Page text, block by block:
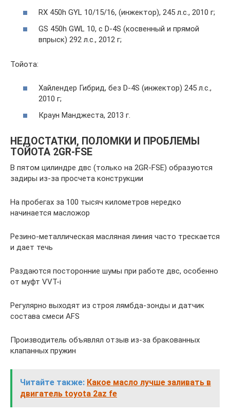
RX 450h GYL 10/15/16, (инжектор), 245 л.с., 2010 г;
GS 450h GWL 10, с D-4S (косвенный и прямой
впрыск) 292 л.с., 2012 г;
Тойота:
Хайлендер Гибрид, без D-4S (инжектор) 245 л.с.,
2010 г;
Краун Манджеста, 2013 г.
НЕДОСТАТКИ, ПОЛОМКИ И ПРОБЛЕМЫ
ТОЙОТА 2GR-FSE
В пятом цилиндре двс (только на 2GR-FSE) образуются
задиры из-за просчета конструкции
На пробегах за 100 тысяч километров нередко
начинается масложор
Резино-металлическая масляная линия часто трескается
и дает течь
Раздаются посторонние шумы при работе двс, особенно
от муфт VVT-i
Регулярно выходят из строя лямбда-зонды и датчик
состава смеси AFS
Производитель объявлял отзыв из-за бракованных
клапанных пружин
Читайте также: Какое масло лучше заливать в
двигатель toyota 2az fe